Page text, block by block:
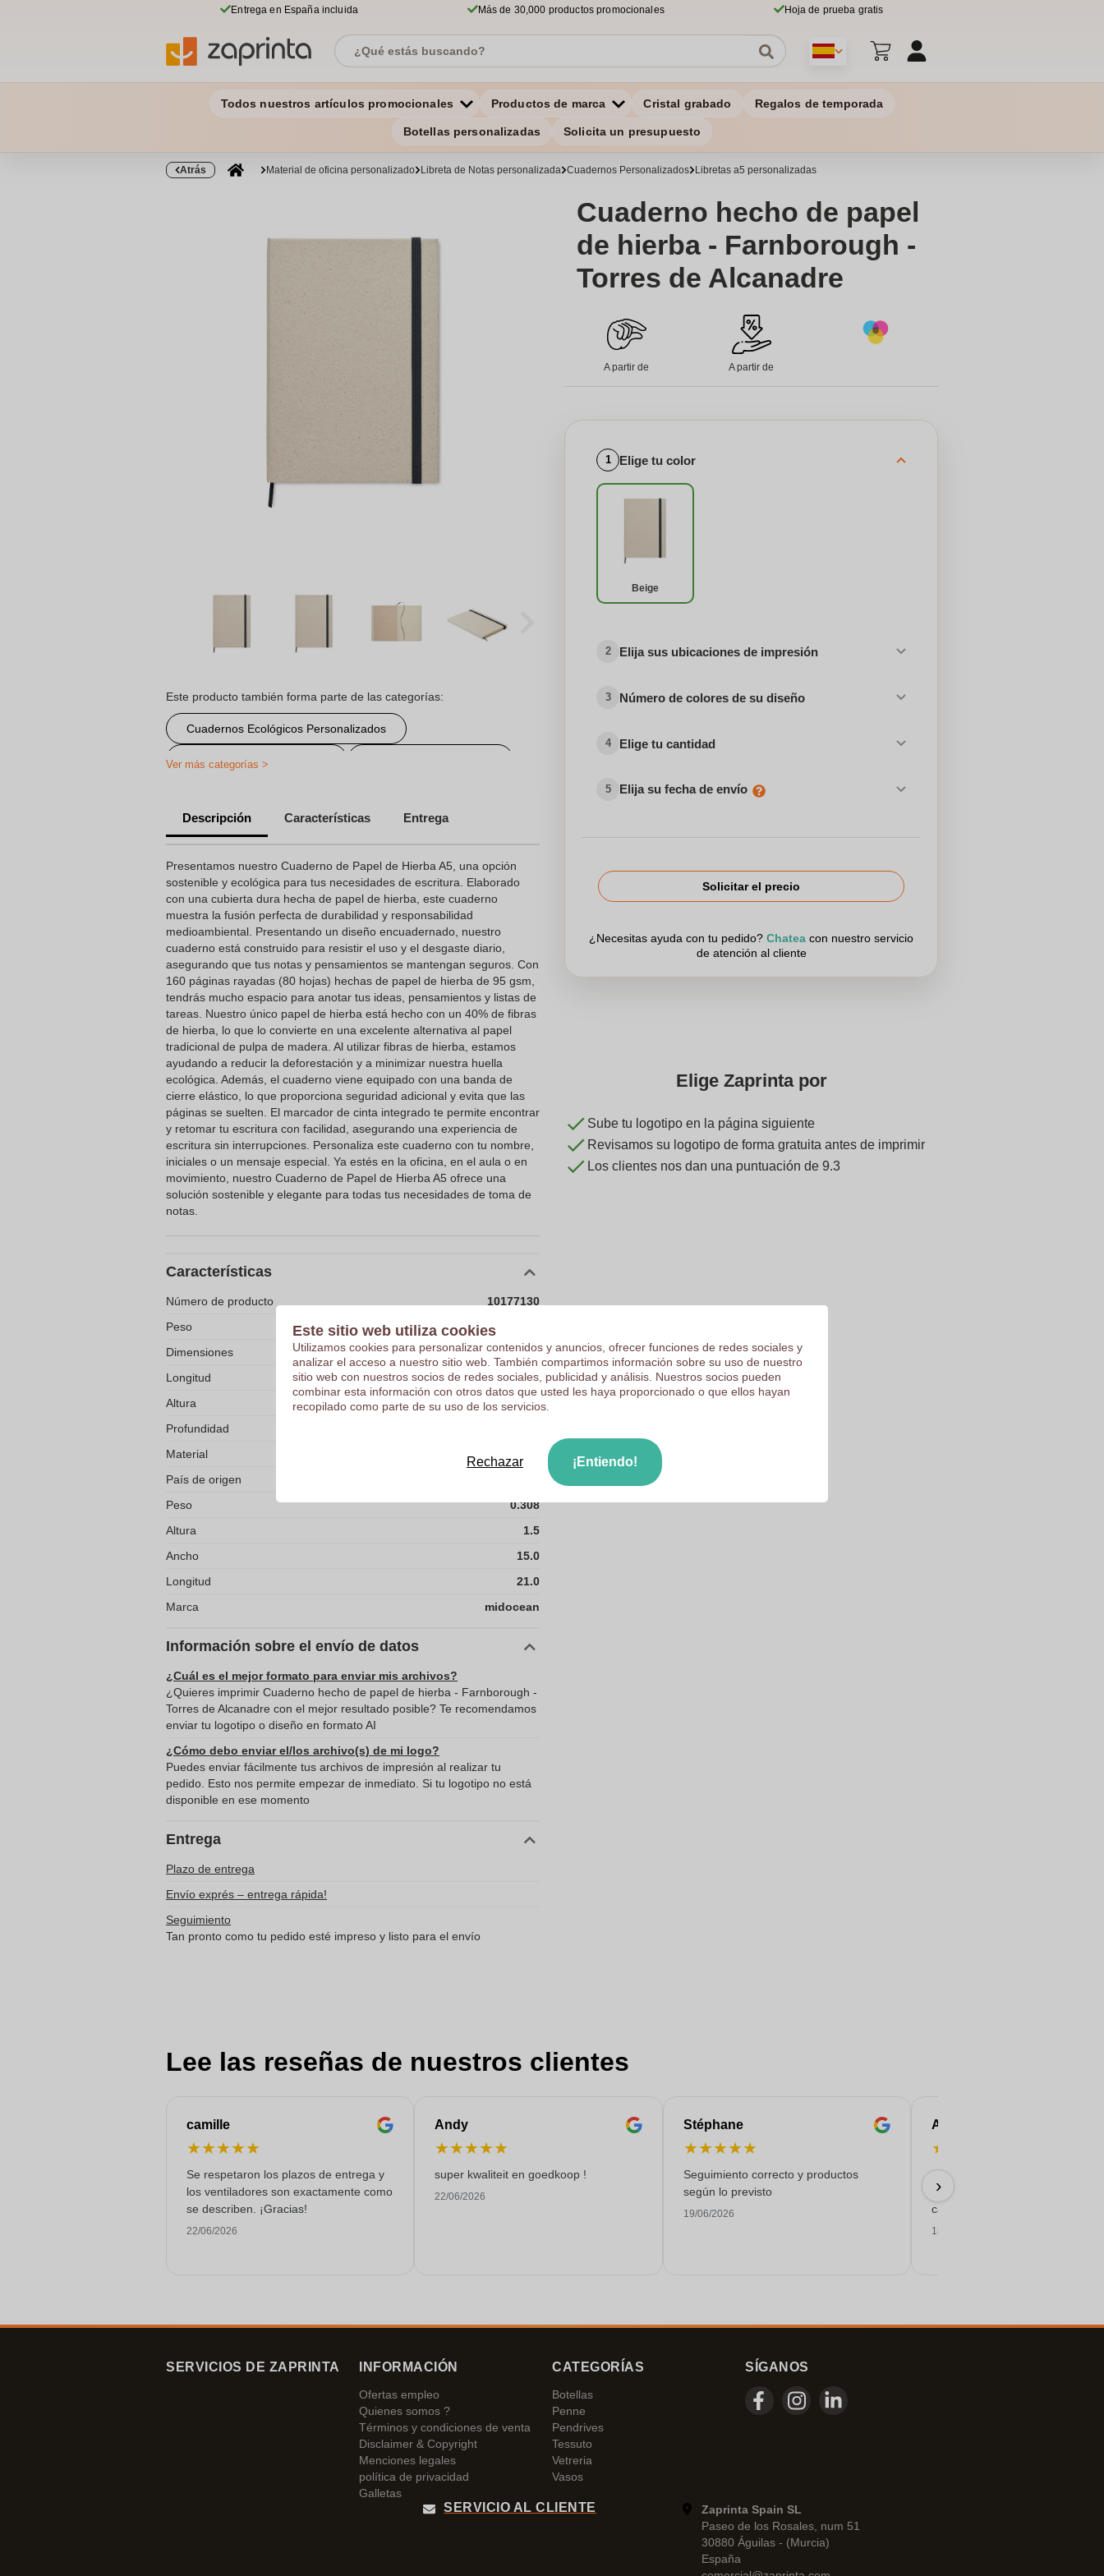
Entrega en España incluida Más de 30,000 productos promocionales Hoja de prueba gratis
Todos nuestros artículos promocionales Productos de marca Cristal grabado Regalos de temporada
Botellas personalizadas Solicita un presupuesto
Atrás Material de oficina personalizado Libreta de Notas personalizada Cuadernos Personalizados Libretas a5 personalizadas
Este producto también forma parte de las categorías:
Cuadernos Ecológicos Personalizados
Libretas a5 personalizadas
Ver más categorías >
Descripción Características Entrega
Presentamos nuestro Cuaderno de Papel de Hierba A5, una opción
sostenible y ecológica para tus necesidades de escritura. Elaborado
con una cubierta dura hecha de papel de hierba, este cuaderno
muestra la fusión perfecta de durabilidad y responsabilidad
medioambiental. Presentando un diseño encuadernado, nuestro
cuaderno está construido para resistir el uso y el desgaste diario,
asegurando que tus notas y pensamientos se mantengan seguros. Con
160 páginas rayadas (80 hojas) hechas de papel de hierba de 95 gsm,
tendrás mucho espacio para anotar tus ideas, pensamientos y listas de
tareas. Nuestro único papel de hierba está hecho con un 40% de fibras
de hierba, lo que lo convierte en una excelente alternativa al papel
tradicional de pulpa de madera. Al utilizar fibras de hierba, estamos
ayudando a reducir la deforestación y a minimizar nuestra huella
ecológica. Además, el cuaderno viene equipado con una banda de
cierre elástico, lo que proporciona seguridad adicional y evita que las
páginas se suelten. El marcador de cinta integrado te permite encontrar
y retomar tu escritura con facilidad, asegurando una experiencia de
escritura sin interrupciones. Personaliza este cuaderno con tu nombre,
iniciales o un mensaje especial. Ya estés en la oficina, en el aula o en
movimiento, nuestro Cuaderno de Papel de Hierba A5 ofrece una
solución sostenible y elegante para todas tus necesidades de toma de
notas.
Características
Número de producto
10177130
Peso
0.308 kg
Dimensiones
15 x 1.5 x 21 cm
Longitud
15 cm
Altura
1.5 cm
Profundidad
Material
Papel Hierba
País de origen
Peso
0.308
Altura
1.5
Ancho
15.0
Longitud
21.0
Marca
midocean
Información sobre el envío de datos
¿Cuál es el mejor formato para enviar mis archivos?
¿Quieres imprimir Cuaderno hecho de papel de hierba - Farnborough -
Torres de Alcanadre con el mejor resultado posible? Te recomendamos
enviar tu logotipo o diseño en formato AI
¿Cómo debo enviar el/los archivo(s) de mi logo?
Puedes enviar fácilmente tus archivos de impresión al realizar tu
pedido. Esto nos permite empezar de inmediato. Si tu logotipo no está
disponible en ese momento
Entrega
Plazo de entrega
Envío exprés – entrega rápida!
Seguimiento
Tan pronto como tu pedido esté impreso y listo para el envío
Cuaderno hecho de papel
de hierba - Farnborough -
Torres de Alcanadre
A partir de A partir de
1 Elige tu color
Beige
2 Elija sus ubicaciones de impresión
3 Número de colores de su diseño
4 Elige tu cantidad
5 Elija su fecha de envío
Solicitar el precio
¿Necesitas ayuda con tu pedido? Chatea con nuestro servicio
de atención al cliente
Elige Zaprinta por
Sube tu logotipo en la página siguiente
Revisamos su logotipo de forma gratuita antes de imprimir
Los clientes nos dan una puntuación de 9.3
Lee las reseñas de nuestros clientes
camille
★★★★★
Se respetaron los plazos de entrega y
los ventiladores son exactamente como
se describen. ¡Gracias!
22/06/2026
Andy
★★★★★
super kwaliteit en goedkoop !
22/06/2026
Stéphane
★★★★★
Seguimiento correcto y productos
según lo previsto
19/06/2026
Anne-Marie
★
Pedido sencillo, buen precio y
puntual con una impresión de
calidad.
18/06/2026
›
SERVICIOS DE ZAPRINTA INFORMACIÓN
Ofertas empleo
Quienes somos ?
Términos y condiciones de venta
Disclaimer & Copyright
Menciones legales
política de privacidad
Galletas
CATEGORÍAS
Botellas
Penne
Pendrives
Tessuto
Vetreria
Vasos
SÍGANOS
SERVICIO AL CLIENTE
Zaprinta Spain SL
Paseo de los Rosales, num 51
30880 Águilas - (Murcia)
España
Este sitio web utiliza cookies
Utilizamos cookies para personalizar contenidos y anuncios, ofrecer funciones de redes sociales y
analizar el acceso a nuestro sitio web. También compartimos información sobre su uso de nuestro
sitio web con nuestros socios de redes sociales, publicidad y análisis. Nuestros socios pueden
combinar esta información con otros datos que usted les haya proporcionado o que ellos hayan
recopilado como parte de su uso de los servicios.
Rechazar ¡Entiendo!